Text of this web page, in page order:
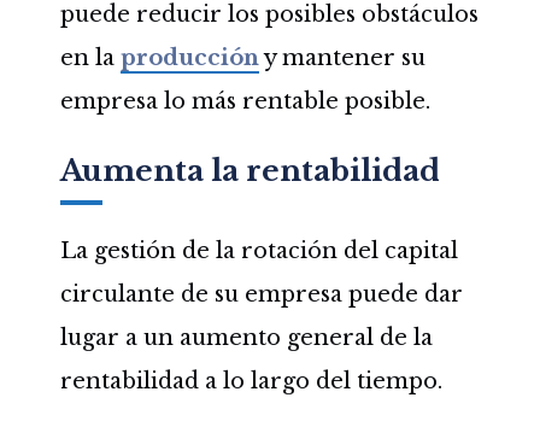
puede reducir los posibles obstáculos
en la produccióny mantener su
empresa lo más rentable posible.
Aumenta la rentabilidad
La gestión de la rotación del capital
circulante de su empresa puede dar
lugar a un aumento general de la
rentabilidad a lo largo del tiempo.